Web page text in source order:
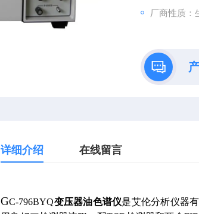
厂商性质：
详细介绍 在线留言
GC-796BYQ变压器油色谱仪是艾伦分析仪器